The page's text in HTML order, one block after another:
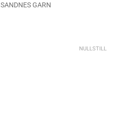
SANDNES GARN
NULLSTILL